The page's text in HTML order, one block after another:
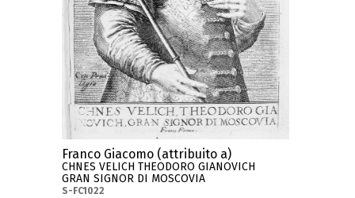
Franco Giacomo (attribuito a)
CHNES VELICH THEODORO GIANOVICH
GRAN SIGNOR DI MOSCOVIA
S-FC1022